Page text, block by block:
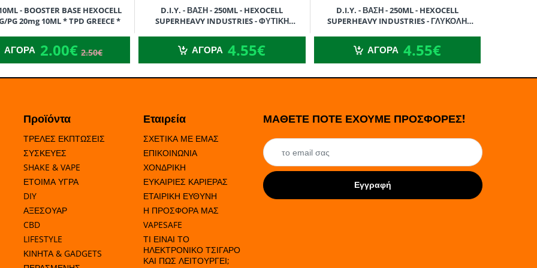
- BOOSTER BASE HEXOCELL
PG 20mg 10ML * TPD GREECE *
2.00€ 2.50€
ΑΓΟΡΑ 2.00€ 2.50€
D.I.Y. - ΒΑΣΗ - 250ML - HEXOCELL
SUPERHEAVY INDUSTRIES - ΦΥΤΙΚΗ
4.55€
ΑΓΟΡΑ 4.55€
D.I.Y. - ΒΑΣΗ - 250ML - HEXOCELL
SUPERHEAVY INDUSTRIES - ΓΛΥΚΟΛΗ
4.55€
ΑΓΟΡΑ 4.55€
Προϊόντα
ΤΡΕΛΕΣ ΕΚΠΤΩΣΕΙΣ
ΣΥΣΚΕΥΕΣ
SHAKE & VAPE
ΕΤΟΙΜΑ ΥΓΡΑ
DIY
ΑΞΕΣΟΥΑΡ
CBD
LIFESTYLE
ΚΙΝΗΤΑ & GADGETS
Εταιρεία
ΣΧΕΤΙΚΑ ΜΕ ΕΜΑΣ
ΕΠΙΚΟΙΝΩΝΙΑ
ΧΟΝΔΡΙΚΗ
ΕΥΚΑΙΡΙΕΣ ΚΑΡΙΕΡΑΣ
ΕΤΑΙΡΙΚΗ ΕΥΘΥΝΗ
Η ΠΡΟΣΦΟΡΑ ΜΑΣ
VAPESAFE
ΤΙ ΕΙΝΑΙ ΤΟ
ΗΛΕΚΤΡΟΝΙΚΟ ΤΣΙΓΑΡΟ
ΚΑΙ ΠΩΣ ΛΕΙΤΟΥΡΓΕΙ;
ΜΑΘΕΤΕ ΠΟΤΕ ΕΧΟΥΜΕ ΠΡΟΣΦΟΡΕΣ!
Εγγραφή